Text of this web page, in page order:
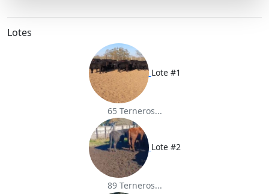
o e A
p
Lotes
Lote #1
65 Terneros...
Lote #2
89 Terneros...